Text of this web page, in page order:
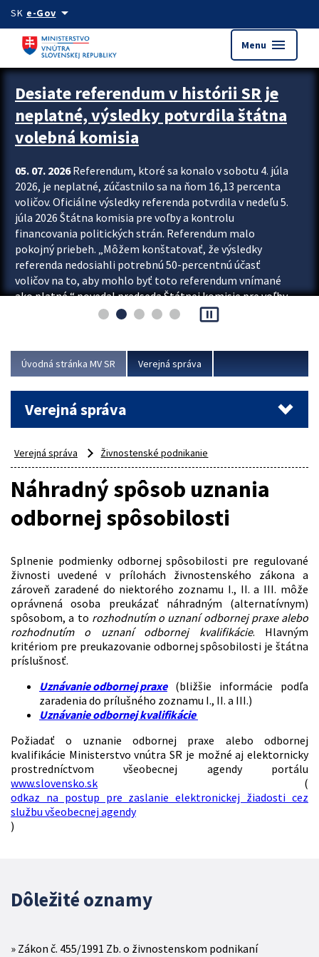
Preskocit na hlavný obsah
SK e-Govarrow_drop_down
Menu menu
Zastavit automatický posun upútavok
Desiate referendum v histórii SR je
neplatné, výsledky potvrdila štátna
volebná komisia
05. 07. 2026Referendum, ktoré sa konalo v sobotu 4. júla
2026, je neplatné, zúčastnilo sa na ňom 16,13 percenta
voličov. Oficiálne výsledky referenda potvrdila v nedeľu 5.
júla 2026 Štátna komisia pre voľby a kontrolu
financovania politických strán. Referendum malo
pokojný priebeh. „Môžem konštatovať, že výsledky
referenda nedosiahli potrebnú 50-percentnú účasť
voličov na to, aby mohlo byť toto referendum vnímané
ako platné,“ povedal predseda Štátnej komisie pre voľby
a kontrolu financovania politických...
pause_presentation
Úvodná stránka MV SR Verejná správa
Verejná správa
Verejná správa Živnostenské podnikanie
Náhradný spôsob uznania
odbornej spôsobilosti
Splnenie podmienky odbornej spôsobilosti pre regulované
živnosti uvedené v prílohách živnostenského zákona a
zároveň zaradené do niektorého zoznamu I., II. a III. môže
oprávnená osoba preukázať náhradným (alternatívnym)
spôsobom, a to rozhodnutím o uznaní odbornej praxe alebo
rozhodnutím o uznaní odbornej kvalifikácie. Hlavným
kritériom pre preukazovanie odbornej spôsobilosti je štátna
príslušnosť.
Uznávanie odbornej praxe(bližšie informácie podľa
zaradenia do prílušného zoznamu I., II. a III.)
Uznávanie odbornej kvalifikácie
Požiadať o uznanie odbornej praxe alebo odbornej
kvalifikácie Ministerstvo vnútra SR je možné aj elektornicky
prostredníctvom všeobecnej agendy portálu
www.slovensko.sk (
odkaz na postup pre zaslanie elektronickej žiadosti cez
službu všeobecnej agendy
)
Dôležité oznamy
Zákon č. 455/1991 Zb. o živnostenskom podnikaní